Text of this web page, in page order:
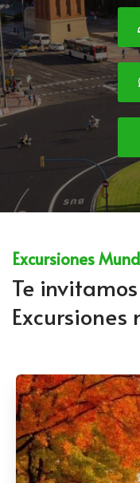
Excursiones
Te